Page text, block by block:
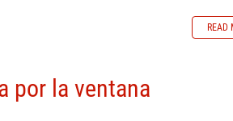
READ
por la ventana